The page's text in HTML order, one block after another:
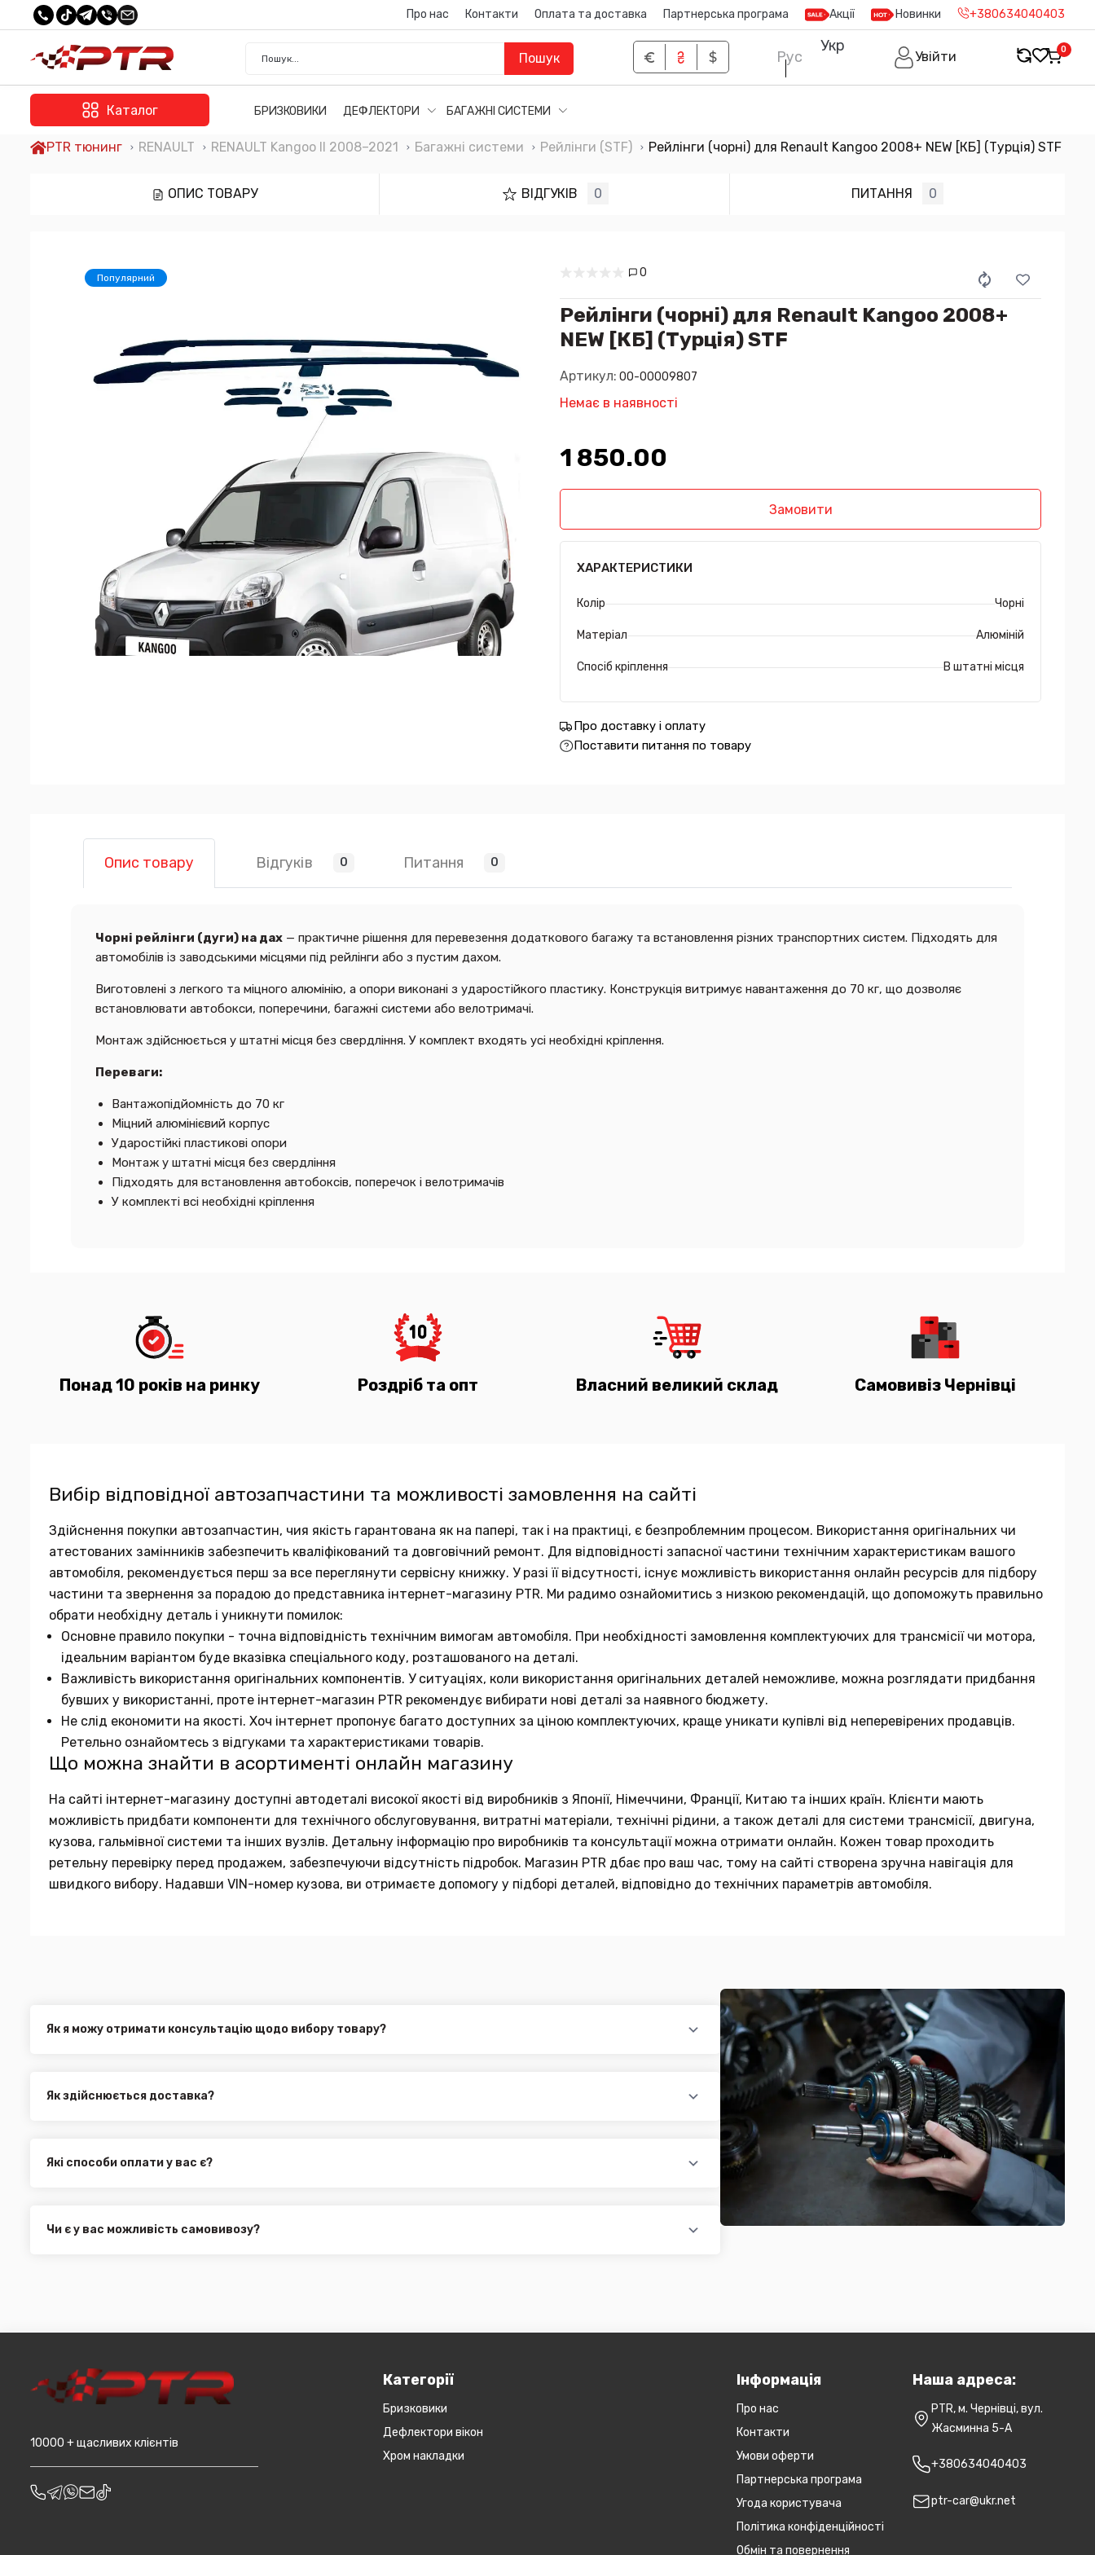
Про нас Контакти Оплата та доставка Партнерська програма Акції Новинки +380634040403
Пошук Рус
Укр
Увійти 0
Каталог БРИЗКОВИКИ ДЕФЛЕКТОРИ БАГАЖНІ СИСТЕМИ
PTR тюнинг RENAULT RENAULT Kangoo II 2008–2021 Багажні системи Рейлінги (STF) Рейлінги (чорні) для Renault Kangoo 2008+ NEW [КБ] (Турція) STF
ОПИС ТОВАРУ ВІДГУКІВ 0 ПИТАННЯ 0
Популярний 0
Рейлінги (чорні) для Renault Kangoo 2008+
NEW [КБ] (Турція) STF
Артикул: 00-00009807
Немає в наявності
1 850.00₴
Замовити
ХАРАКТЕРИСТИКИ
Колір Чорні
Матеріал Алюміній
Спосіб кріплення В штатні місця
Про доставку і оплату
Поставити питання по товару
Опис товару Відгуків 0 Питання 0
Чорні рейлінги (дуги) на дах — практичне рішення для перевезення додаткового багажу та встановлення різних транспортних систем. Підходять для
автомобілів із заводськими місцями під рейлінги або з пустим дахом.
Виготовлені з легкого та міцного алюмінію, а опори виконані з ударостійкого пластику. Конструкція витримує навантаження до 70 кг, що дозволяє
встановлювати автобокси, поперечини, багажні системи або велотримачі.
Монтаж здійснюється у штатні місця без свердління. У комплект входять усі необхідні кріплення.
Переваги:
Вантажопідйомність до 70 кг
Міцний алюмінієвий корпус
Ударостійкі пластикові опори
Монтаж у штатні місця без свердління
Підходять для встановлення автобоксів, поперечок і велотримачів
У комплекті всі необхідні кріплення
Понад 10 років на ринку Роздріб та опт Власний великий склад Самовивіз Чернівці
Вибір відповідної автозапчастини та можливості замовлення на сайті
Здійснення покупки автозапчастин, чия якість гарантована як на папері, так і на практиці, є безпроблемним процесом. Використання оригінальних чи
атестованих замінників забезпечить кваліфікований та довговічний ремонт. Для відповідності запасної частини технічним характеристикам вашого
автомобіля, рекомендується перш за все переглянути сервісну книжку. У разі її відсутності, існує можливість використання онлайн ресурсів для підбору
частини та звернення за порадою до представника інтернет-магазину PTR. Ми радимо ознайомитись з низкою рекомендацій, що допоможуть правильно
обрати необхідну деталь і уникнути помилок:
Основне правило покупки - точна відповідність технічним вимогам автомобіля. При необхідності замовлення комплектуючих для трансмісії чи мотора,
ідеальним варіантом буде вказівка спеціального коду, розташованого на деталі.
Важливість використання оригінальних компонентів. У ситуаціях, коли використання оригінальних деталей неможливе, можна розглядати придбання
бувших у використанні, проте інтернет-магазин PTR рекомендує вибирати нові деталі за наявного бюджету.
Не слід економити на якості. Хоч інтернет пропонує багато доступних за ціною комплектуючих, краще уникати купівлі від неперевірених продавців.
Ретельно ознайомтесь з відгуками та характеристиками товарів.
Що можна знайти в асортименті онлайн магазину
На сайті інтернет-магазину доступні автодеталі високої якості від виробників з Японії, Німеччини, Франції, Китаю та інших країн. Клієнти мають
можливість придбати компоненти для технічного обслуговування, витратні матеріали, технічні рідини, а також деталі для системи трансмісії, двигуна,
кузова, гальмівної системи та інших вузлів. Детальну інформацію про виробників та консультації можна отримати онлайн. Кожен товар проходить
ретельну перевірку перед продажем, забезпечуючи відсутність підробок. Магазин PTR дбає про ваш час, тому на сайті створена зручна навігація для
швидкого вибору. Надавши VIN-номер кузова, ви отримаєте допомогу у підборі деталей, відповідно до технічних параметрів автомобіля.
Як я можу отримати консультацію щодо вибору товару?
Як здійснюється доставка?
Нова Пошта (термін доставки 1 - 3 дні)
Укр. Пошта (термін доставки 1 - 3 дні за повною передоплатою) для великогабаритного товару
машин, наприклад бампера і спідниці і т.д.).
Які способи оплати у вас є?
Чи є у вас можливість самовивозу?
10000 + щасливих клієнтів
Категорії
Бризковики
Дефлектори вікон
Хром накладки
Інформація
Про нас
Контакти
Умови оферти
Партнерська програма
Угода користувача
Політика конфіденційності
Обмін та повернення
Наша адреса:
PTR, м. Чернівці, вул.
Жасминна 5-А
+380634040403
ptr-car@ukr.net